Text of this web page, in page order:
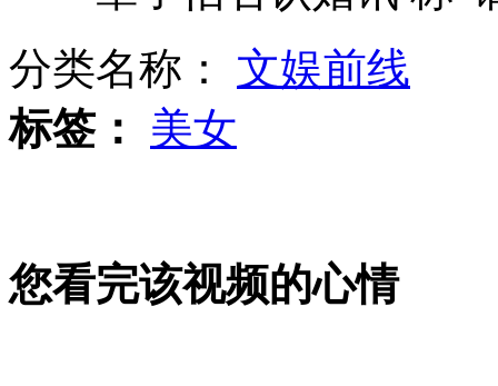
章子怡否认婚讯索要请柬
山西运城恶犬咬伤多人 警民合力深夜将其击毙
分类名称： 文娱前线
标签：
美女
您看完该视频的心情